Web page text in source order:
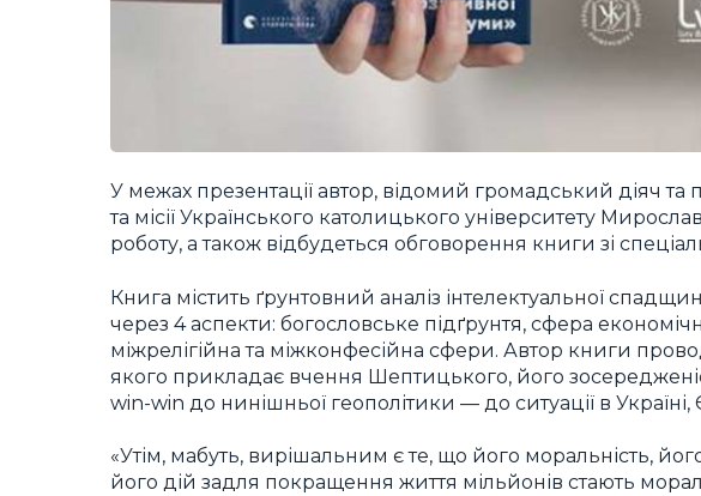
У межах презентації автор, відомий громадський діяч
та місії Українського католицького університету
роботу, а також відбудеться обговорення книги зі
Книга містить ґрунтовний аналіз інтелектуальної
через 4 аспекти: богословське підґрунтя, сфера
міжрелігійна та міжконфесійна сфери. Автор книги
якого прикладає вчення Шептицького, його
win-win до нинішньої геополітики — до ситуації в Україні,
«Утім, мабуть, вирішальним є те, що його моральність,
його дій задля покращення життя мільйонів стають